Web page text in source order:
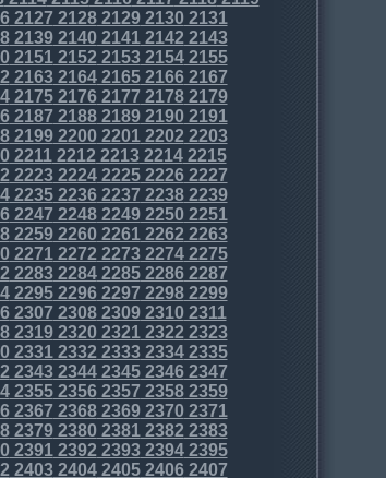
2127 2128212921302131
2139214021412142 2143
21512152 215321542155
21632164216521662167
217521762177 21782179
2187 2188218921902191
2199220022012202 2203
22112212 221322142215
22232224222522262227
223522362237 22382239
2247 2248224922502251
2259226022612262 2263
22712272 227322742275
22832284228522862287
229522962297 22982299
2307 2308230923102311
2319232023212322 2323
23312332 233323342335
23432344234523462347
235523562357 23582359
2367 2368236923702371
2379238023812382 2383
23912392 239323942395
24032404240524062407